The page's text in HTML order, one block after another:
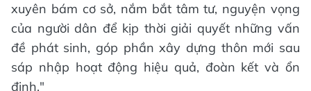
xuyên bám cơ sở, nắm bắt tâm tư, nguyện vọng
của người dân để kịp thời giải quyết những vấn
đề phát sinh, góp phần xây dựng thôn mới sau
sáp nhập hoạt động hiệu quả, đoàn kết và ổn
định."